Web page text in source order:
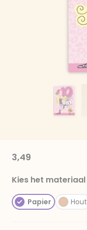
3,49
Kies het materiaal
Papier Hout